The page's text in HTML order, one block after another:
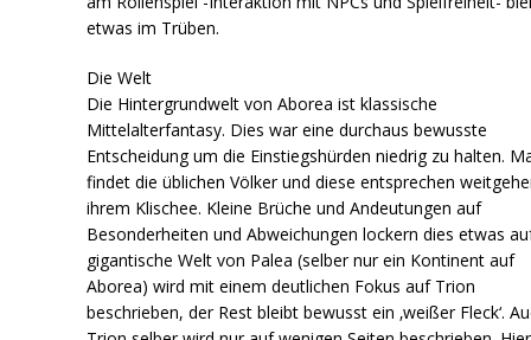
etwas im Trüben.
Die Welt
Die Hintergrundwelt von Aborea ist klassische
Mittelalterfantasy. Dies war eine durchaus bewusste
Entscheidung um die Einstiegshürden niedrig zu halten.
findet die üblichen Völker und diese entsprechen
ihrem Klischee. Kleine Brüche und Andeutungen auf
Besonderheiten und Abweichungen lockern dies etwas
gigantische Welt von Palea (selber nur ein Kontinent auf
Aborea) wird mit einem deutlichen Fokus auf Trion
beschrieben, der Rest bleibt bewusst ein ‚weißer Fleck‘.